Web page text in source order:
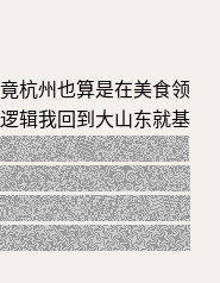
杭州也算是在美食领
辑我回到大山东就基
杭州是美食荒漠，我
广东不太一样的是寻
吃得了苦，会找，才
期聊聊所谓的我眼中